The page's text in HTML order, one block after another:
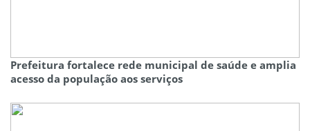
Prefeitura fortalece rede municipal de saúde e amplia
acesso da população aos serviços